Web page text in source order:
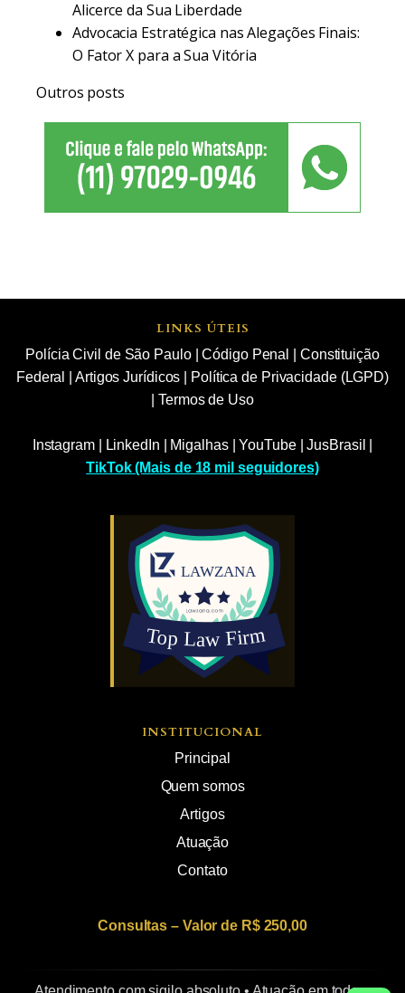
Alicerce da Sua Liberdade
Advocacia Estratégica nas Alegações Finais:
O Fator X para a Sua Vitória
Outros posts
LINKS ÚTEIS
Polícia Civil de São Paulo|Código Penal
Constituição
Federal
Artigos Jurídicos
Política de Privacidade (LGPD)
|Termos de Uso
Instagram| LinkedIn Migalhas|YouTube|JusBrasil
TikTok (Mais de 18 mil seguidores)
INSTITUCIONAL
Principal
Quem somos
Artigos
Atuação
Contato
Consultas – Valor de R$ 250,00